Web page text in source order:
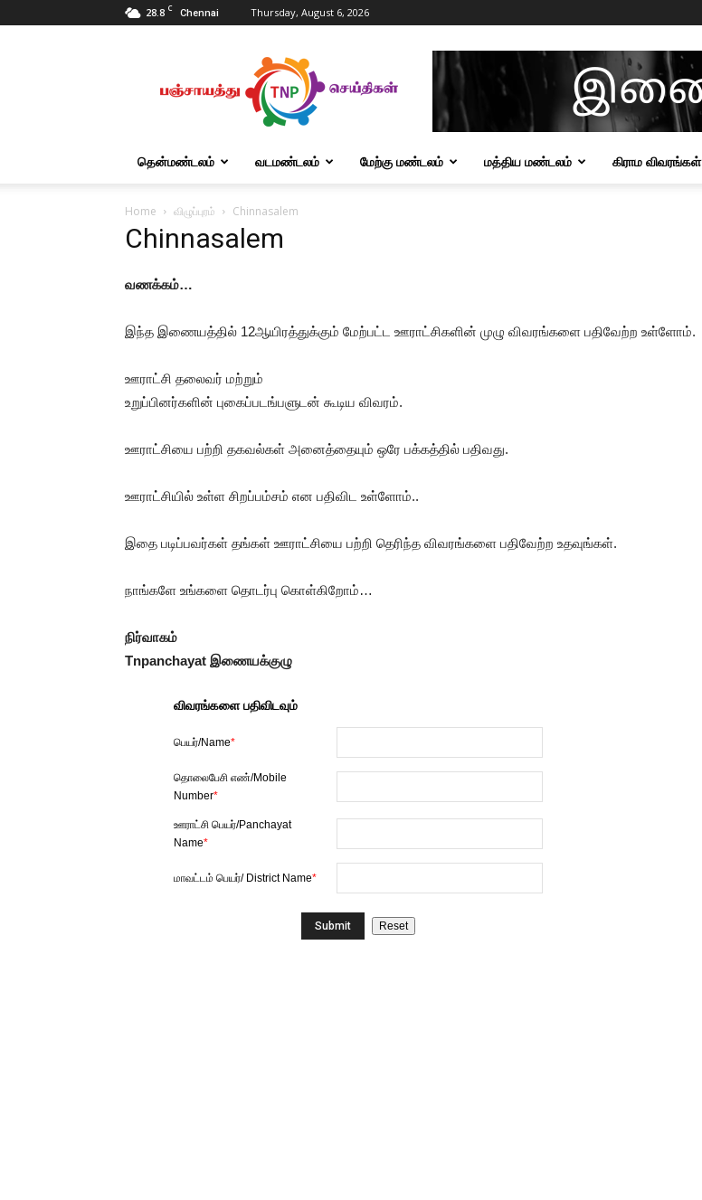
28.8 C Chennai Thursday, August 6, 2026
Tnpanchayat
தென்மண்டலம் வடமண்டலம் மேற்கு மண்டலம் மத்திய மண்டலம் கிராம விவரங்கள்
Home விழுப்புரம் Chinnasalem
Chinnasalem
வணக்கம்…
இந்த இணையத்தில் 12ஆயிரத்துக்கும் மேற்பட்ட ஊராட்சிகளின் முழு விவரங்களை பதிவேற்ற உள்ளோம்.
ஊராட்சி தலைவர் மற்றும்
உறுப்பினர்களின் புகைப்படங்பளுடன் கூடிய விவரம்.
ஊராட்சியை பற்றி தகவல்கள் அனைத்தையும் ஒரே பக்கத்தில் பதிவது.
ஊராட்சியில் உள்ள சிறப்பம்சம் என பதிவிட உள்ளோம்..
இதை படிப்பவர்கள் தங்கள் ஊராட்சியை பற்றி தெரிந்த விவரங்களை பதிவேற்ற உதவுங்கள்.
நாங்களே உங்களை தொடர்பு கொள்கிறோம்…
நிர்வாகம்
Tnpanchayat இணையக்குழு
விவரங்களை பதிவிடவும்
பெயர்/Name*
தொலைபேசி எண்/Mobile
Number*
ஊராட்சி பெயர்/Panchayat
Name*
மாவட்டம் பெயர்/ District Name*